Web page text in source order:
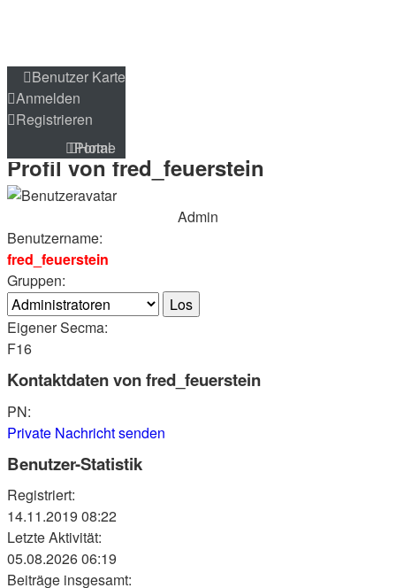
Benutzer Karte
Anmelden
Registrieren
Portal
Home
Benutzer Karte
Anmelden
Registrieren
Home
Profil von fred_feuerstein
Admin
Benutzername:
fred_feuerstein
Gruppen:
Eigener Secma:
F16
Kontaktdaten von fred_feuerstein
PN:
Private Nachricht senden
Benutzer-Statistik
Registriert:
14.11.2019 08:22
Letzte Aktivität:
05.08.2026 06:19
Beiträge insgesamt: